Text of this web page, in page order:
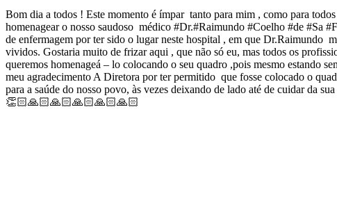
Bom dia a todos ! Este momento é ímpar tanto para mim , como para
homenagear o nosso saudoso médico #Dr.#Raimundo #Coelho #de #Sa
de enfermagem por ter sido o lugar neste hospital , em que Dr.Raimundo
vividos. Gostaria muito de frizar aqui , que não só eu, mas todos os
queremos homenageá – lo colocando o seu quadro ,pois mesmo estando
meu agradecimento A Diretora por ter permitido que fosse colocado o
para a saúde do nosso povo, às vezes deixando de lado até de cuidar da
👏🏻🙏🏻🙏🏻🙏🏻🙏🏻🙏🏻